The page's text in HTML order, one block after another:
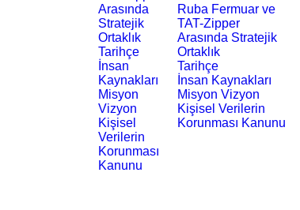
Arasında
Stratejik
Ortaklık
Tarihçe
İnsan
Kaynakları
Misyon
Vizyon
Kişisel
Verilerin
Korunması
Kanunu
Ruba Fermuar ve
TAT-Zipper
Arasında Stratejik
Ortaklık
Tarihçe
İnsan Kaynakları
Misyon Vizyon
Kişisel Verilerin
Korunması Kanunu